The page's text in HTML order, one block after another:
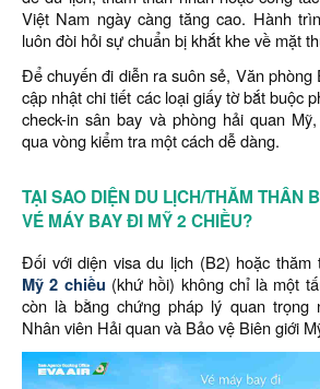
Việt Nam ngày càng tăng cao. Hành
luôn đòi hỏi sự chuẩn bị khắt khe về mặt
Để chuyến đi diễn ra suôn sẻ, Văn phòng
cập nhật chi tiết các loại giấy tờ bắt buộc
check-in sân bay và phòng hải quan
qua vòng kiểm tra một cách dễ dàng.
TẠI SAO DIỆN DU LỊCH/THĂM THÂN
VÉ MÁY BAY ĐI MỸ 2 CHIỀU?
Đối với diện visa du lịch (B2) hoặc
Mỹ 2 chiều (khứ hồi) không chỉ là một
còn là bằng chứng pháp lý quan trọng
Nhân viên Hải quan và Bảo vệ Biên giới